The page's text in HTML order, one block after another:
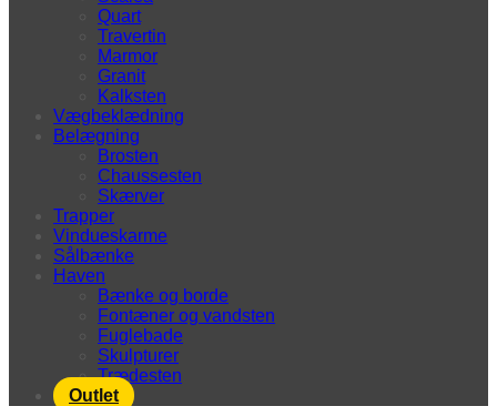
Quart
Travertin
Marmor
Granit
Kalksten
Vægbeklædning
Belægning
Brosten
Chaussesten
Skærver
Trapper
Vindueskarme
Sålbænke
Haven
Bænke og borde
Fontæner og vandsten
Fuglebade
Skulpturer
Trædesten
Outlet